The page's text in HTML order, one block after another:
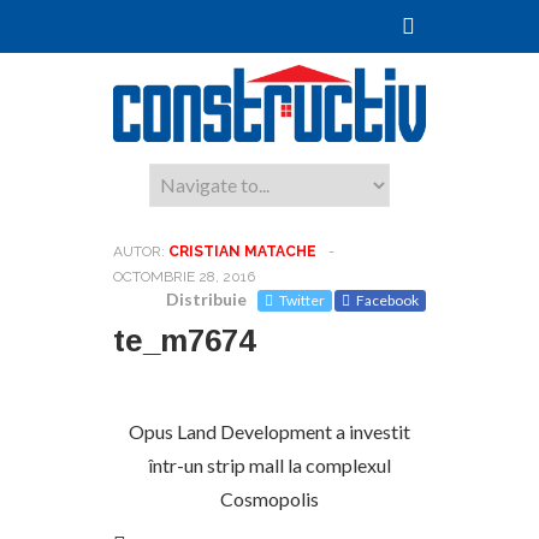
AUTOR: CRISTIAN MATACHE
-
OCTOMBRIE 28, 2016
Distribuie Twitter Facebook
te_m7674
Opus Land Development a investit
într-un strip mall la complexul
Cosmopolis